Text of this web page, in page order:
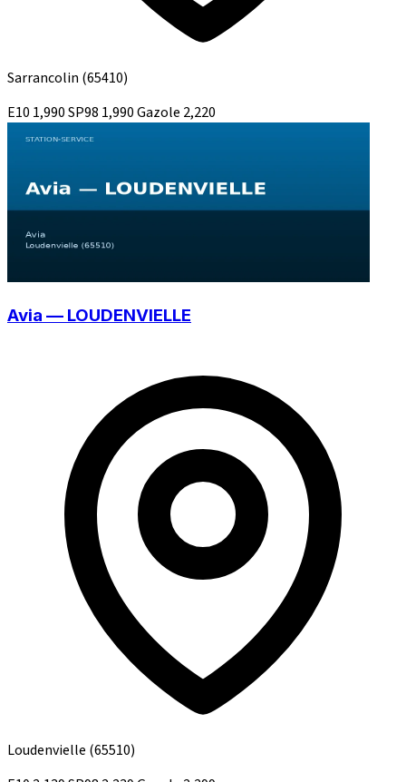
Sarrancolin (65410)
E10 1,990SP98 1,990Gazole 2,220
Avia — LOUDENVIELLE
Loudenvielle (65510)